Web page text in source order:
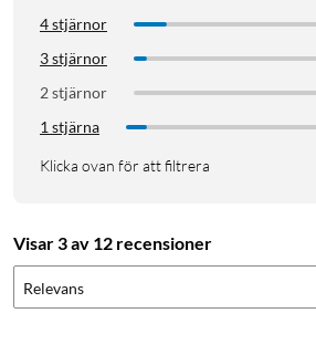
4 stjärnor
3 stjärnor
2 stjärnor
1 stjärna
Klicka ovan för att filtrera
Visar 3 av 12 recensioner
Relevans